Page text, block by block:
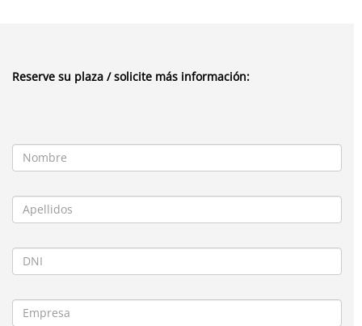
Reserve su plaza / solicite más información: